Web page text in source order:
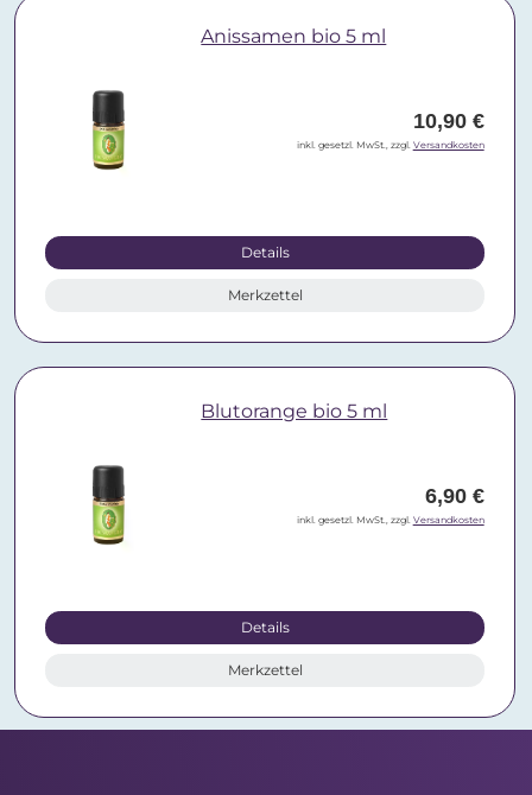
Anissamen bio 5 ml
10,90 €
inkl. gesetzl. MwSt., zzgl. Versandkosten
Details
Merkzettel
Blutorange bio 5 ml
6,90 €
inkl. gesetzl. MwSt., zzgl. Versandkosten
Details
Merkzettel